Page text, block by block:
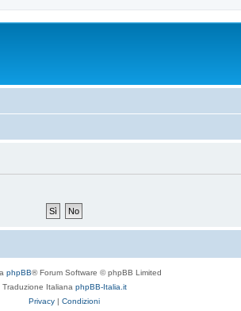
phpBB® Forum Software © phpBB Limited
Traduzione Italiana phpBB-Italia.it
Privacy | Condizioni